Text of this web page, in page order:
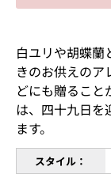
住所
白ユリや胡蝶蘭
きのお供えのア
どにも贈ること
は、四十九日を
ます。
スタイル：